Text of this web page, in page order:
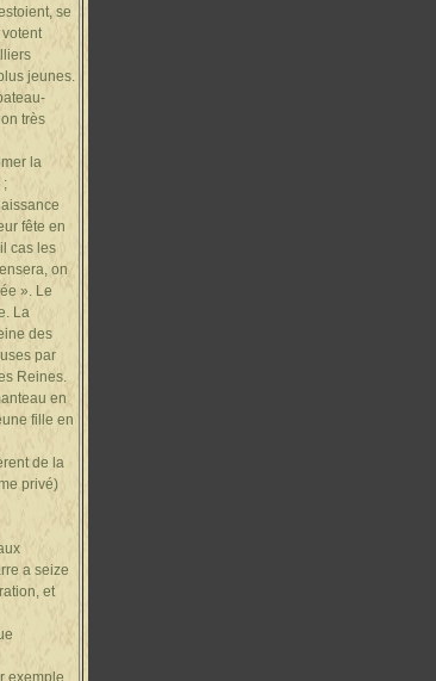
se
jeunes.
très
la
;
fête en
cas les
on
». Le
La
des
par
Reines.
en
fille en
de la
privé)
a seize
et
exemple,